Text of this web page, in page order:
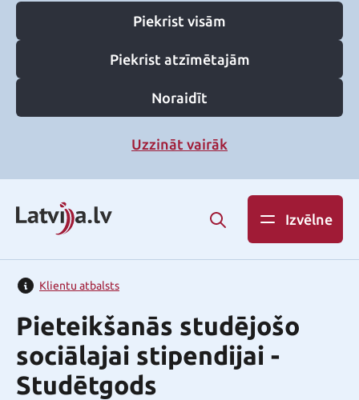
Piekrist visām
Piekrist atzīmētajām
Noraidīt
Uzzināt vairāk
Izvēlne
Klientu atbalsts
Pieteikšanās studējošo
sociālajai stipendijai -
Studētgods